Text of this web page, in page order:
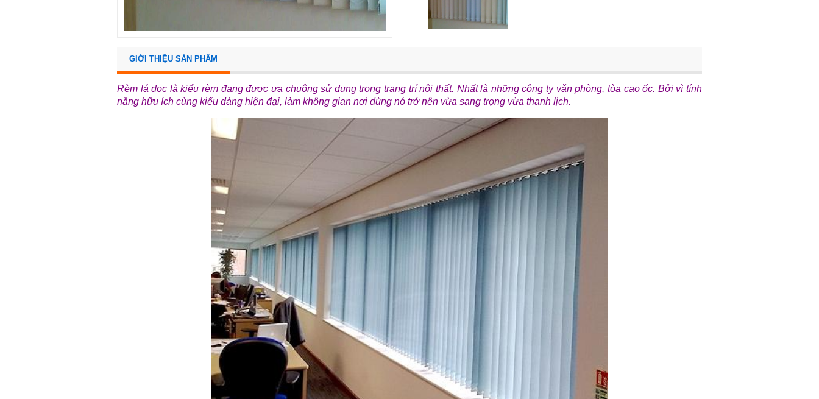
GIỚI THIỆU SẢN PHẨM
Rèm lá dọc là kiểu rèm đang được ưa chuộng sử dụng trong trang trí nội thất. Nhất là những công ty văn phòng, tòa cao ốc. Bởi vì tính
năng hữu ích cùng kiểu dáng hiện đại, làm không gian nơi dùng nó trở nên vừa sang trọng vừa thanh lịch.